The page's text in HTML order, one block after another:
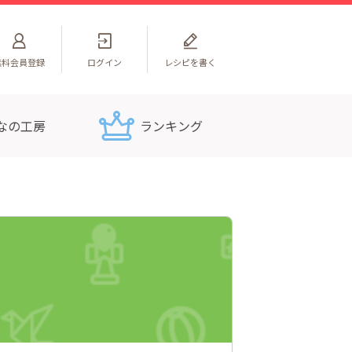
会員登録 ログイン レシピを書く
の工房 ランキング